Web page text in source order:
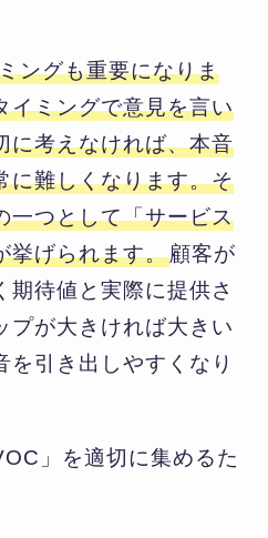
ングも重要になりま
イミングで意見を言い
に考えなければ、本音
に難しくなります。そ
一つとして「サービス
挙げられます。顧客が
期待値と実際に提供さ
プが大きければ大きい
を引き出しやすくなり
」を適切に集めるた